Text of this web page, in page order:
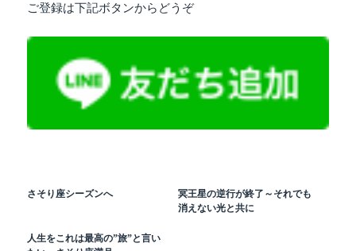
ご登録は下記ボタンからどうぞ
さそり座シーズンへ
冥王星の逆行が終了～それでも
消えない光と共に
人生をこれは最高の”旅”と言い